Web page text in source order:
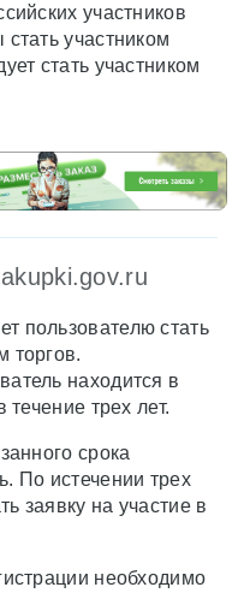
участников
участником
стать участником
пользователю стать
торгов.
находится в
течение трех лет.
срока
По истечении трех
заявку на участие в
необходимо